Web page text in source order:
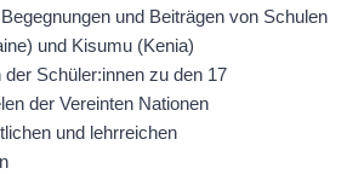
und Beiträgen von Schulen
und Kisumu (Kenia)
der Schüler:innen zu den 17
der Vereinten Nationen
und lehrreichen